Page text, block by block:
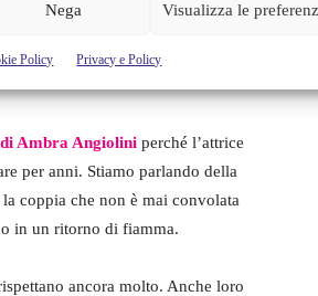
Nega Visualizza le
Policy Privacy e Policy
tra i suoi ultimi successi
regista con il quale aveva già
Ambra Angiolini perché l’attrice
per anni. Stiamo parlando della
coppia che non è mai convolata
in un ritorno di fiamma.
ancora molto. Anche loro